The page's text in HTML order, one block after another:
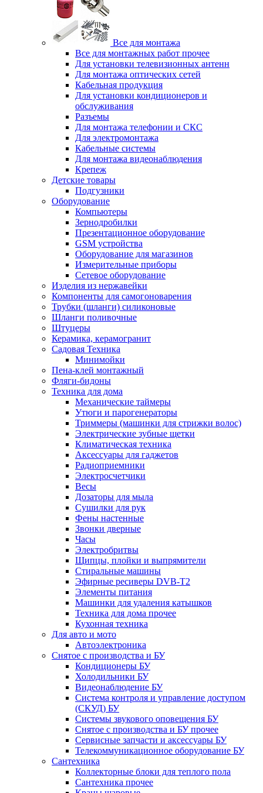
Все для монтажа
Все для монтажных работ прочее
Для установки телевизионных антенн
Для монтажа оптических сетей
Кабельная продукция
Для установки кондиционеров и
обслуживания
Разъемы
Для монтажа телефонии и СКС
Для электромонтажа
Кабельные системы
Для монтажа видеонаблюдения
Крепеж
Детские товары
Подгузники
Оборудование
Компьютеры
Зернодробилки
Презентационное оборудование
GSM устройства
Оборудование для магазинов
Измерительные приборы
Сетевое оборудование
Изделия из нержавейки
Компоненты для самогоноварения
Трубки (шланги) силиконовые
Шланги поливочные
Штуцеры
Керамика, керамогранит
Садовая Техника
Минимойки
Пена-клей монтажный
Фляги-бидоны
Техника для дома
Механические таймеры
Утюги и парогенераторы
Триммеры (машинки для стрижки волос)
Электрические зубные щетки
Климатическая техника
Аксессуары для гаджетов
Радиоприемники
Электросчетчики
Весы
Дозаторы для мыла
Сушилки для рук
Фены настенные
Звонки дверные
Часы
Электробритвы
Щипцы, плойки и выпрямители
Стиральные машины
Эфирные ресиверы DVB-T2
Элементы питания
Машинки для удаления катышков
Техника для дома прочее
Кухонная техника
Для авто и мото
Автоэлектроника
Снятое с производства и БУ
Кондиционеры БУ
Холодильники БУ
Видеонаблюдение БУ
Система контроля и управление доступом
(СКУД) БУ
Системы звукового оповещения БУ
Снятое с производства и БУ прочее
Сервисные запчасти и аксессуары БУ
Телекоммуникационное оборудование БУ
Сантехника
Коллекторные блоки для теплого пола
Сантехника прочее